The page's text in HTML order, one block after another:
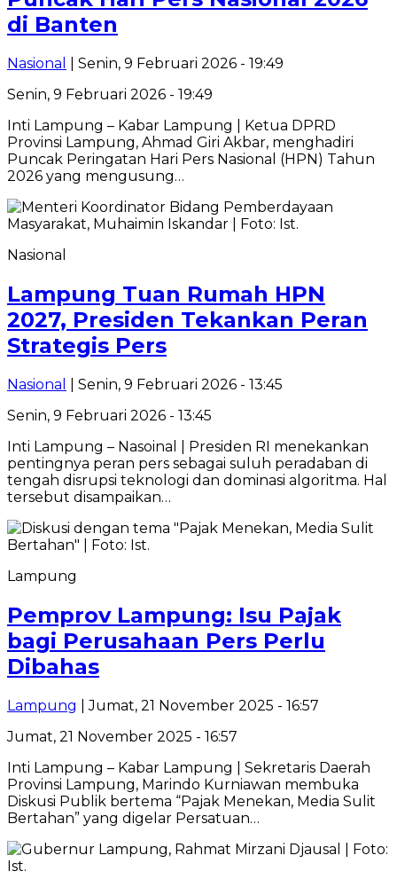
di Banten
Nasional
| Senin, 9 Februari 2026 - 19:49
Senin, 9 Februari 2026 - 19:49
Inti Lampung – Kabar Lampung | Ketua DPRD
Provinsi Lampung, Ahmad Giri Akbar, menghadiri
Puncak Peringatan Hari Pers Nasional (HPN) Tahun
2026 yang mengusung…
Nasional
Lampung Tuan Rumah HPN
2027, Presiden Tekankan Peran
Strategis Pers
Nasional
| Senin, 9 Februari 2026 - 13:45
Senin, 9 Februari 2026 - 13:45
Inti Lampung – Nasoinal | Presiden RI menekankan
pentingnya peran pers sebagai suluh peradaban di
tengah disrupsi teknologi dan dominasi algoritma. Hal
tersebut disampaikan…
Lampung
Pemprov Lampung: Isu Pajak
bagi Perusahaan Pers Perlu
Dibahas
Lampung
| Jumat, 21 November 2025 - 16:57
Jumat, 21 November 2025 - 16:57
Inti Lampung – Kabar Lampung | Sekretaris Daerah
Provinsi Lampung, Marindo Kurniawan membuka
Diskusi Publik bertema “Pajak Menekan, Media Sulit
Bertahan” yang digelar Persatuan…